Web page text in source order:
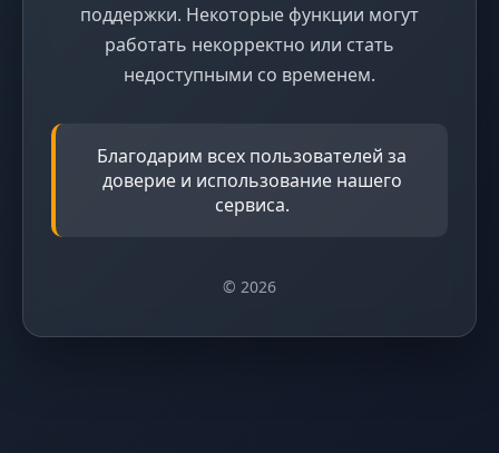
поддержки. Некоторые функции могут
работать некорректно или стать
недоступными со временем.
Благодарим всех пользователей за
доверие и использование нашего
сервиса.
© 2026